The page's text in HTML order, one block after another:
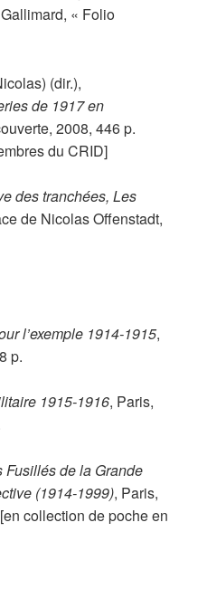
« Folio
(dir.),
de 1917 en
2008, 446 p.
du CRID]
des tranchées, Les
de Nicolas Offenstadt,
l’exemple 1914-1915,
p.
1915-1916, Paris,
Fusillés de la Grande
(1914-1999), Paris,
collection de poche en